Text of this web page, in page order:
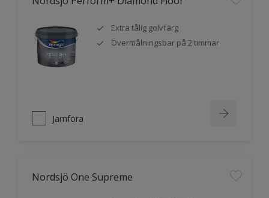
Extra tålig golvfärg
Övermålningsbar på 2 timmar
Jämföra
Nordsjö One Supreme